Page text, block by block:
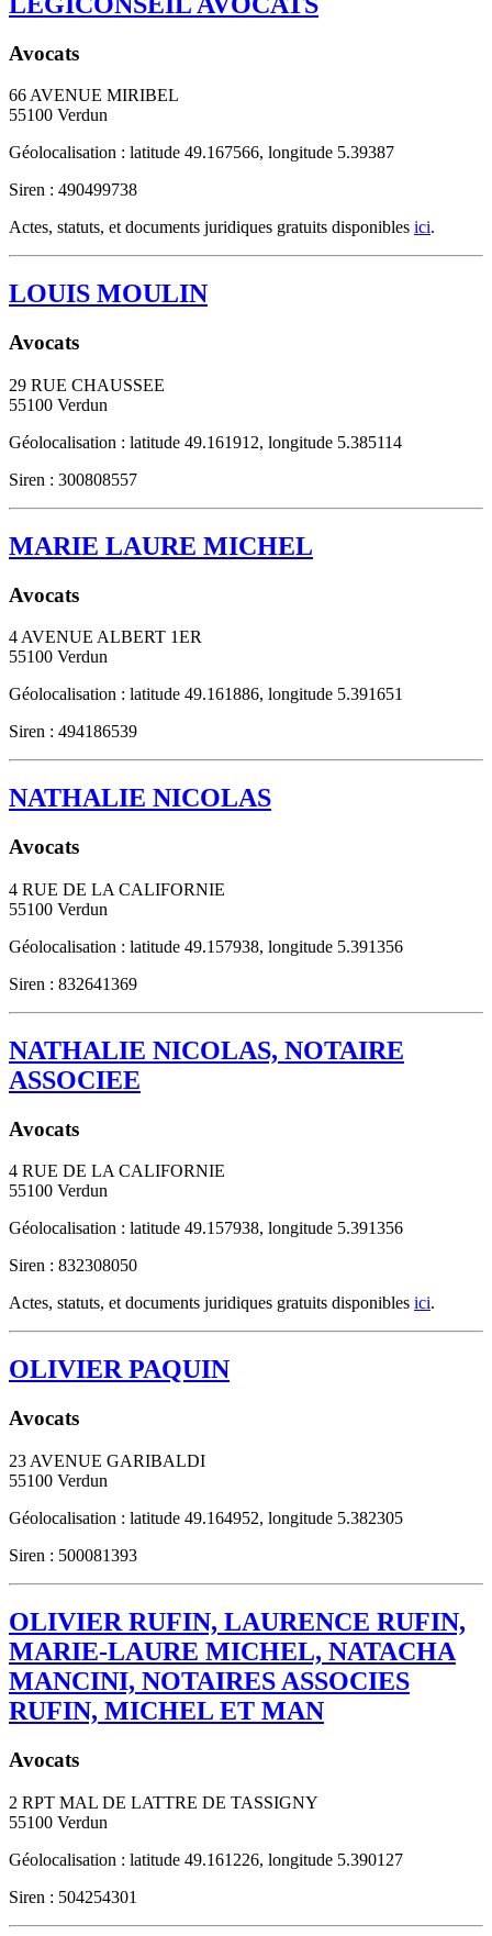
Avocats
66 AVENUE MIRIBEL
55100 Verdun
Géolocalisation : latitude 49.167566, longitude 5.39387
Siren : 490499738
Actes, statuts, et documents juridiques gratuits disponibles ici.
LOUIS MOULIN
Avocats
29 RUE CHAUSSEE
55100 Verdun
Géolocalisation : latitude 49.161912, longitude 5.385114
Siren : 300808557
MARIE LAURE MICHEL
Avocats
4 AVENUE ALBERT 1ER
55100 Verdun
Géolocalisation : latitude 49.161886, longitude 5.391651
Siren : 494186539
NATHALIE NICOLAS
Avocats
4 RUE DE LA CALIFORNIE
55100 Verdun
Géolocalisation : latitude 49.157938, longitude 5.391356
Siren : 832641369
NATHALIE NICOLAS, NOTAIRE
ASSOCIEE
Avocats
4 RUE DE LA CALIFORNIE
55100 Verdun
Géolocalisation : latitude 49.157938, longitude 5.391356
Siren : 832308050
Actes, statuts, et documents juridiques gratuits disponibles ici.
OLIVIER PAQUIN
Avocats
23 AVENUE GARIBALDI
55100 Verdun
Géolocalisation : latitude 49.164952, longitude 5.382305
Siren : 500081393
OLIVIER RUFIN, LAURENCE RUFIN,
MARIE-LAURE MICHEL, NATACHA
MANCINI, NOTAIRES ASSOCIES
RUFIN, MICHEL ET MAN
Avocats
2 RPT MAL DE LATTRE DE TASSIGNY
55100 Verdun
Géolocalisation : latitude 49.161226, longitude 5.390127
Siren : 504254301